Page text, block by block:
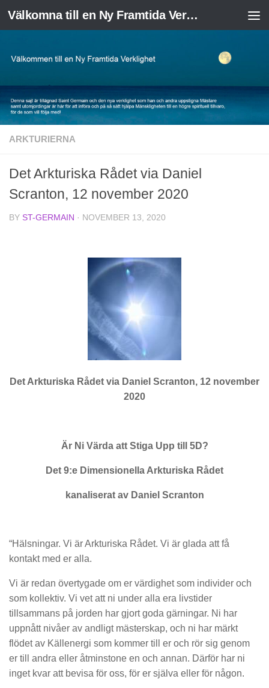
Skip to content Välkomna till en Ny Framtida Verklighet
ARKTURIERNA
Det Arkturiska Rådet via Daniel
Scranton, 12 november 2020
BY ST-GERMAIN · NOVEMBER 13, 2020
Det Arkturiska Rådet via Daniel Scranton, 12 november
2020
Är Ni Värda att Stiga Upp till 5D?
Det 9:e Dimensionella Arkturiska Rådet
kanaliserat av Daniel Scranton
“Hälsningar. Vi är Arkturiska Rådet. Vi är glada att få
kontakt med er alla.
Vi är redan övertygade om er värdighet som individer och
som kollektiv. Vi vet att ni under alla era livstider
tillsammans på jorden har gjort goda gärningar. Ni har
uppnått nivåer av andligt mästerskap, och ni har märkt
flödet av Källenergi som kommer till er och rör sig genom
er till andra eller åtminstone en och annan. Därför har ni
inget kvar att bevisa för oss, för er själva eller för någon.